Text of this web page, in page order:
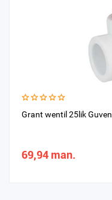
Grant wentil 25lik Guven
69,94 man.